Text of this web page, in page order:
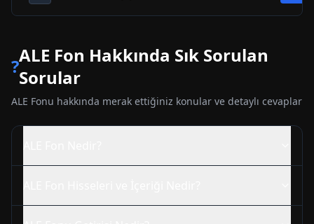
?ALE Fon Hakkında Sık Sorulan
Sorular
ALE Fonu hakkında merak ettiğiniz konular ve detaylı cevaplar